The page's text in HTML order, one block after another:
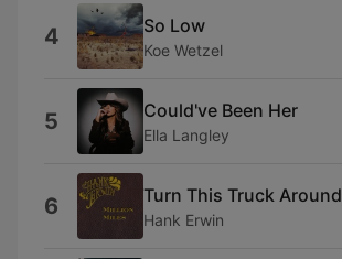
4 So Low
Koe Wetzel
5 Could've Been Her
Ella Langley
6 Turn This Truck Around
Hank Erwin